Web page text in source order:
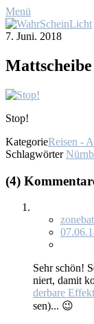
Menü
7. Juni. 2018
Matt­schei­be
Stop!
KategorieReisen -
Schlagwörter
(4)
Sehr schön!
niert, da­mit
der­ba­re
sen)... 😉